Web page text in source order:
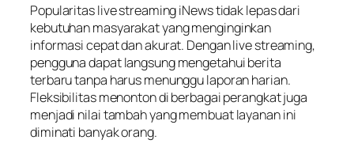
Popularitas live streaming iNews tidak lepas dari
kebutuhan masyarakat yang menginginkan
informasi cepat dan akurat. Dengan live streaming,
pengguna dapat langsung mengetahui berita
terbaru tanpa harus menunggu laporan harian.
Fleksibilitas menonton di berbagai perangkat juga
menjadi nilai tambah yang membuat layanan ini
diminati banyak orang.